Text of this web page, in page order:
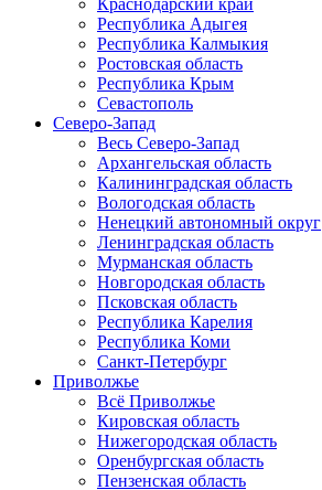
Краснодарский край
Республика Адыгея
Республика Калмыкия
Ростовская область
Республика Крым
Севастополь
Северо-Запад
Весь Северо-Запад
Архангельская область
Калининградская область
Вологодская область
Ненецкий автономный округ
Ленинградская область
Мурманская область
Новгородская область
Псковская область
Республика Карелия
Республика Коми
Санкт-Петербург
Приволжье
Всё Приволжье
Кировская область
Нижегородская область
Оренбургская область
Пензенская область